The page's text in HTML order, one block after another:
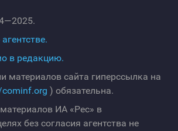
в редакцию.
материалов сайта гиперссылка на
) обязательна.
ИА «Рес» в
без согласия агентства не